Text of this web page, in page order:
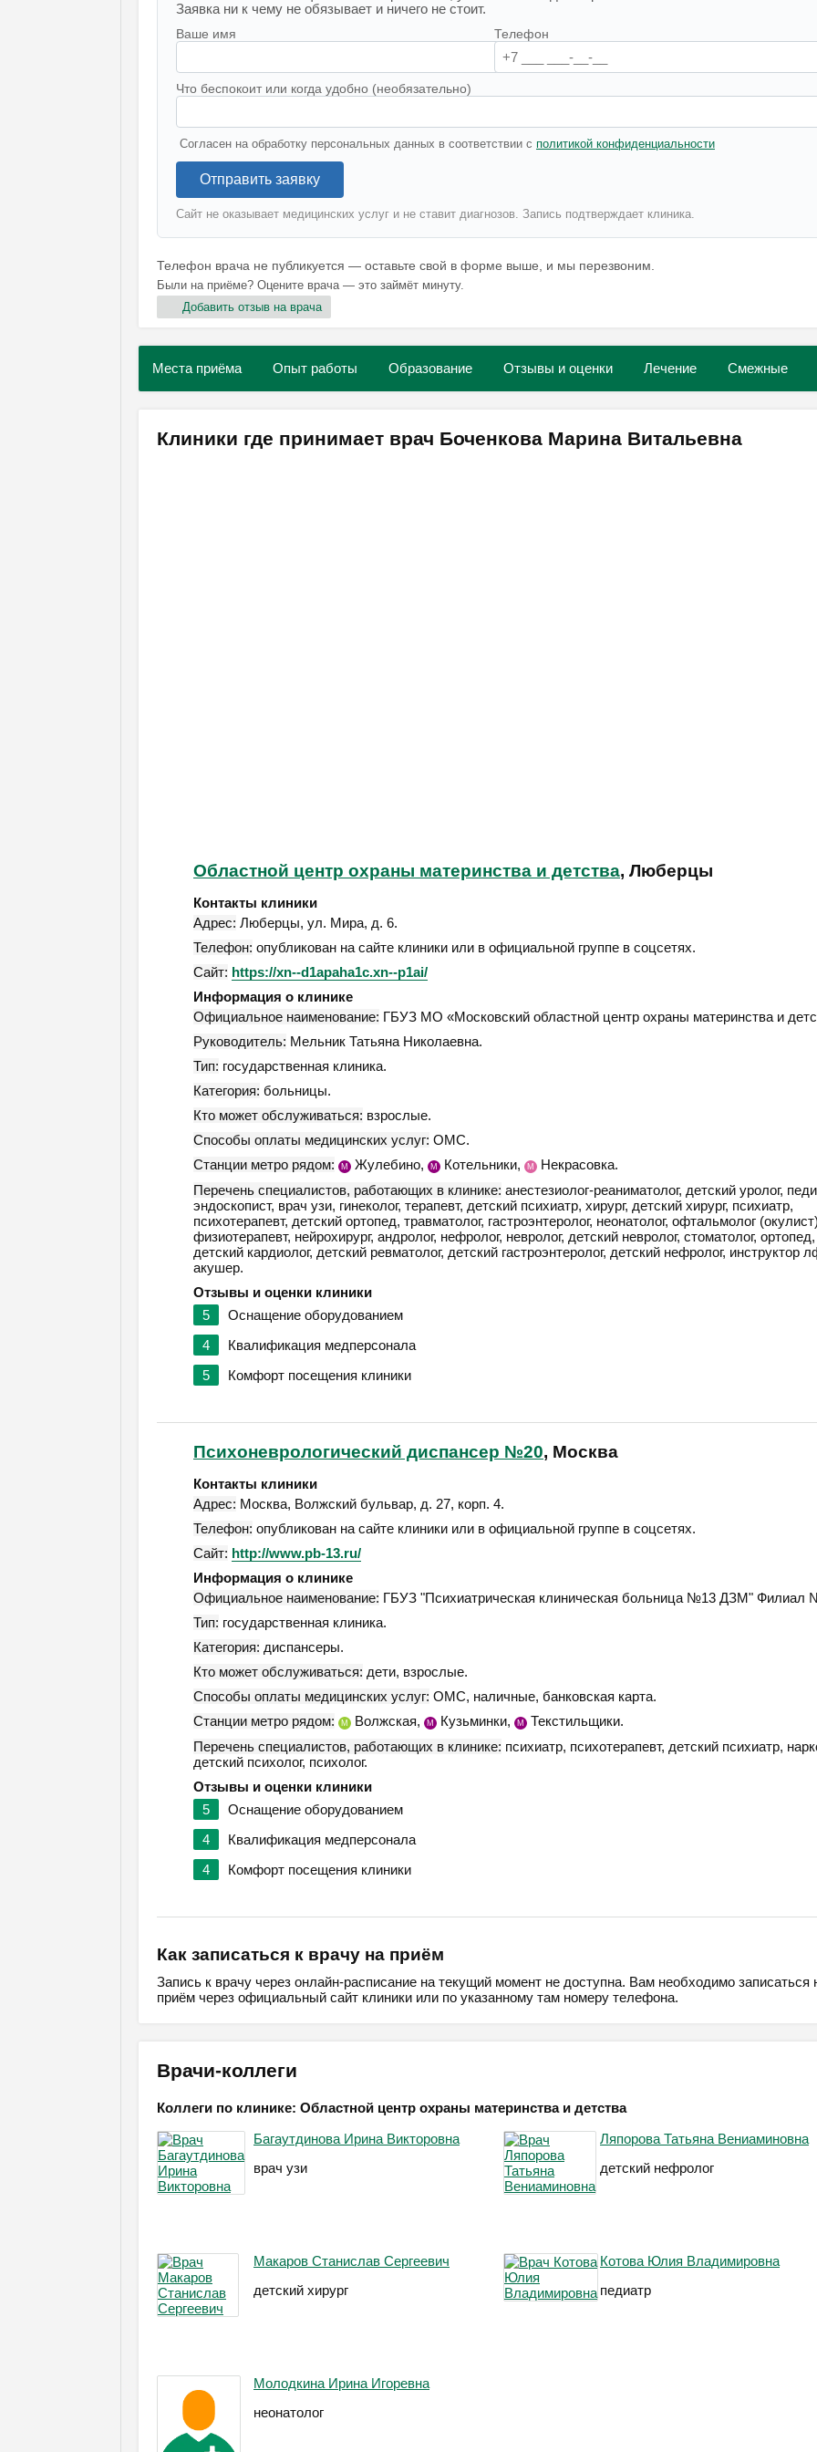
Заявка ни к чему не обязывает и ничего не стоит.
Ваше имя Телефон
Что беспокоит или когда удобно (необязательно)
Согласен на обработку персональных данных в соответствии с политикой конфиденциальности
Отправить заявку
Сайт не оказывает медицинских услуг и не ставит диагнозов. Запись подтверждает клиника.
Телефон врача не публикуется — оставьте свой в форме выше, и мы перезвоним.
Были на приёме? Оцените врача — это займёт минуту.
Добавить отзыв на врача
Места приёма Опыт работы Образование Отзывы и оценки Лечение Смежные
Клиники где принимает врач Боченкова Марина Витальевна
Областной центр охраны материнства и детства, Люберцы
Контакты клиники
Адрес: Люберцы, ул. Мира, д. 6.
Телефон: опубликован на сайте клиники или в официальной группе в соцсетях.
Сайт: https://xn--d1apaha1c.xn--p1ai/
Информация о клинике
Официальное наименование: ГБУЗ МО «Московский областной центр охраны материнства и
Руководитель: Мельник Татьяна Николаевна.
Тип: государственная клиника.
Категория: больницы.
Кто может обслуживаться: взрослые.
Способы оплаты медицинских услуг: ОМС.
Станции метро рядом:
М Жулебино, М Котельники, М
Некрасовка.
Перечень специалистов, работающих в клинике: анестезиолог-реаниматолог, детский уролог,
эндоскопист, врач узи, гинеколог, терапевт, детский психиатр, хирург, детский хирург, психиатр,
психотерапевт, детский ортопед, травматолог, гастроэнтеролог, неонатолог, офтальмолог
физиотерапевт, нейрохирург, андролог, нефролог, невролог, детский невролог, стоматолог, ортопед,
детский кардиолог, детский ревматолог, детский гастроэнтеролог, детский нефролог, инструктор
акушер.
Отзывы и оценки клиники
5
Оснащение оборудованием
4
Квалификация медперсонала
5
Комфорт посещения клиники
Психоневрологический диспансер №20, Москва
Контакты клиники
Адрес: Москва, Волжский бульвар, д. 27, корп. 4.
Телефон: опубликован на сайте клиники или в официальной группе в соцсетях.
Сайт: http://www.pb-13.ru/
Информация о клинике
Официальное наименование: ГБУЗ "Психиатрическая клиническая больница №13 ДЗМ" Филиал
Тип: государственная клиника.
Категория: диспансеры.
Кто может обслуживаться: дети, взрослые.
Способы оплаты медицинских услуг: ОМС, наличные, банковская карта.
Станции метро рядом:
М Волжская, М Кузьминки, М
Текстильщики.
Перечень специалистов, работающих в клинике: психиатр, психотерапевт, детский психиатр,
детский психолог, психолог.
Отзывы и оценки клиники
5
Оснащение оборудованием
4
Квалификация медперсонала
4
Комфорт посещения клиники
Как записаться к врачу на приём
Запись к врачу через онлайн-расписание на текущий момент не доступна. Вам необходимо записаться
приём через официальный сайт клиники или по указанному там номеру телефона.
Врачи-коллеги
Коллеги по клинике: Областной центр охраны материнства и детства
Багаутдинова Ирина Викторовна
врач узи
Ляпорова Татьяна Вениаминовна
детский нефролог
Макаров Станислав Сергеевич
детский хирург
Котова Юлия Владимировна
педиатр
Молодкина Ирина Игоревна
неонатолог